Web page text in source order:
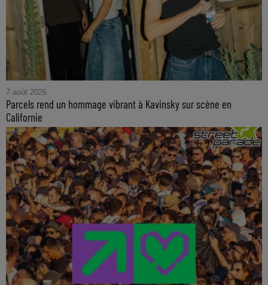
7 août 2026
Parcels rend un hommage vibrant à Kavinsky sur scène en
Californie